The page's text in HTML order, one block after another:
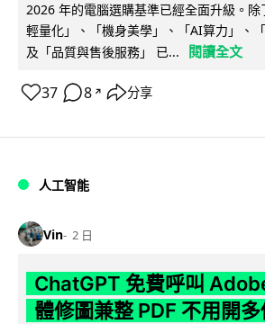
2026 年的電腦選購基準已經全面升級。除
輕量化」、「機身美學」、「AI算力」、
及「品質與售後服務」 已...
閱讀全文
37 8 ↗ 分享
人工智能
Vin 2 日
ChatGPT 免費呼叫
體修圖兼整 PDF 不用開